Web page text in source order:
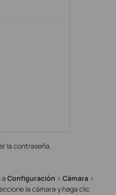
la contraseña.
a Configuración > Cámara>
la cámara y haga clic